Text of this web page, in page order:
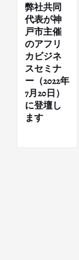
弊社共同
代表が神
戸市主催
のアフリ
カビジネ
スセミナ
ー（2022年
7月20日）
に登壇し
ます